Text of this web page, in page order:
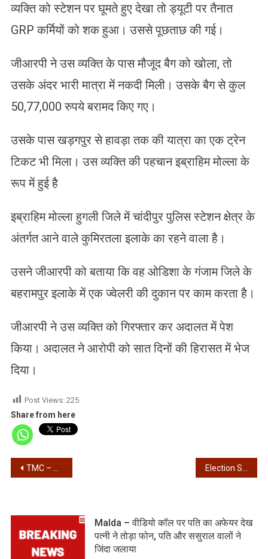
व्यक्ति को स्टेशन पर घूमते हुए देखा तो ड्यूटी पर तैनात
GRP कर्मियों को शक हुआ। उससे पूछताछ की गई।
जीआरपी ने उस व्यक्ति के पास मौजूद बैग को खोला, तो
उसके अंदर भारी मात्रा में नकदी मिली। उसके बैग से कुल
50,77,000 रुपये बरामद किए गए।
उसके पास खड़गपुर से हावड़ा तक की यात्रा का एक ट्रेन
टिकट भी मिला। उस व्यक्ति की पहचान इब्राहिम मोल्ला के
रूप में हुई है
इब्राहिम मोल्ला हुगली जिले में चांदीपुर पुलिस स्टेशन क्षेत्र के
अंतर्गत आने वाले कुमिरतला इलाके का रहने वाला है।
उसने जीआरपी को बताया कि वह ओडिशा के गंजाम जिले के
बहरामपुर इलाके में एक ज्वेलरी की दुकान पर काम करता है।
जीआरपी ने उस व्यक्ति को गिरफ्तार कर अदालत में पेश
किया। अदालत ने आरोपी को सात दिनों की हिरासत में भेज
दिया।
Post Views: 225
Share from here
Post
TMC – पीएम ने कहा हिसाब लेंगे, क्या यही हिसाब है? – मंत्री शशि पांजा Election Schedule – पश्चिम बंगाल सहित 5 राज्यों में आज होगा चुनाव तारीखों का ऐलान
Malda – वीडियो कॉल पर पति का अफेयर देख
पत्नी ने तोड़ा फोन, पति और ससुराल वालों ने
जिंदा जलाया